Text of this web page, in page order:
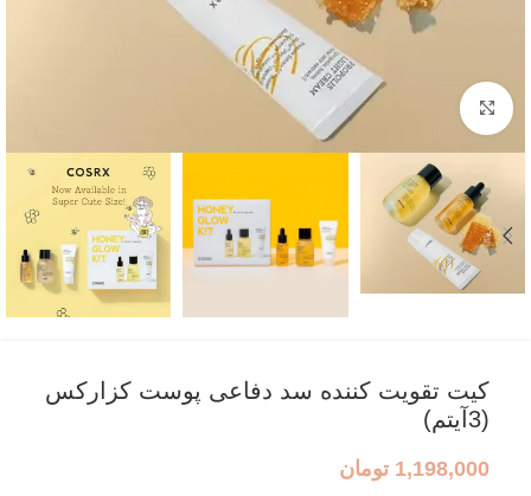
بزرگنمایی تصویر
کیت تقویت کننده سد دفاعی پوست کزارکس
(3آیتم)
1,198,000 تومان